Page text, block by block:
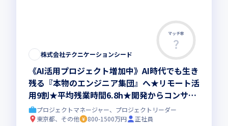
マッチ率
株式会社テクニケーションシード
《AI活用プロジェクト増加中》AI時代でも生き
残る『本物のエンジニア集団』へ★リモート活
用9割★平均残業時間6.8h★開発からコンサル
領域まで、一気通貫でキャリアを作りたいあな
たにオススメの環境です！
プロジェクトマネージャー、プロジェクトリーダー
東京都、その他
800-1500万円
正社員